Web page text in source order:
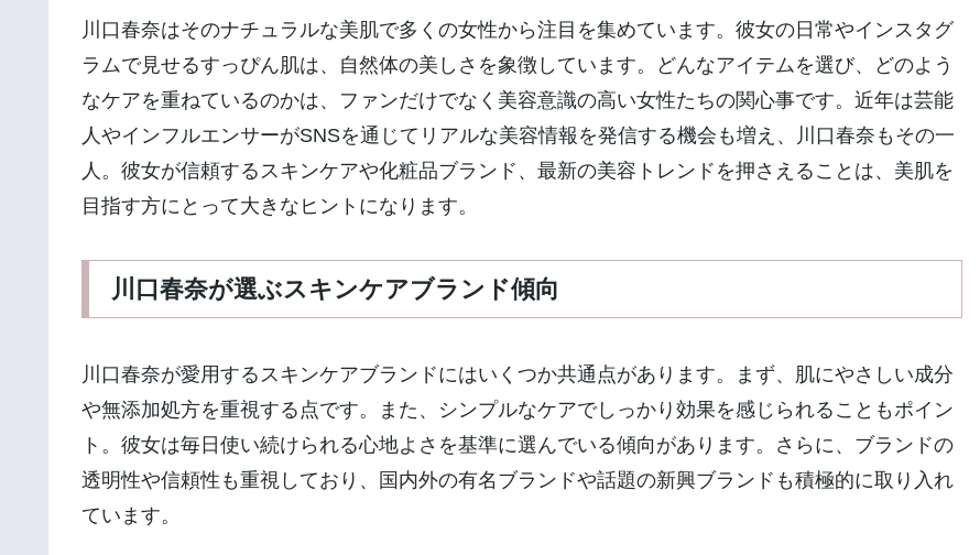
川口春奈はそのナチュラルな美肌で多くの女性から注目を集めています。彼女の日常やインスタグ
ラムで見せるすっぴん肌は、自然体の美しさを象徴しています。どんなアイテムを選び、どのよう
なケアを重ねているのかは、ファンだけでなく美容意識の高い女性たちの関心事です。近年は芸能
人やインフルエンサーがSNSを通じてリアルな美容情報を発信する機会も増え、川口春奈もその一
人。彼女が信頼するスキンケアや化粧品ブランド、最新の美容トレンドを押さえることは、美肌を
目指す方にとって大きなヒントになります。
川口春奈が選ぶスキンケアブランド傾向
川口春奈が愛用するスキンケアブランドにはいくつか共通点があります。まず、肌にやさしい成分
や無添加処方を重視する点です。また、シンプルなケアでしっかり効果を感じられることもポイン
ト。彼女は毎日使い続けられる心地よさを基準に選んでいる傾向があります。さらに、ブランドの
透明性や信頼性も重視しており、国内外の有名ブランドや話題の新興ブランドも積極的に取り入れ
ています。